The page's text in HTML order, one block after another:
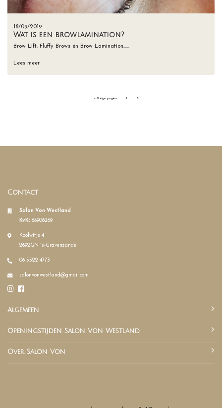
18/09/2019
Wat is een browlamination?
Brow Lift, Fluffy Brows én Brow Lamination……
Lees meer
« Vorige pagina 2
Contact
Salon Von Westland
KvK: 68906269
Koolwitje 4
2692GN ´s-Gravenzande
06 5522 4773
salonvonwestland@gmail.com
Algemeen
Openingstijden Salon Von Westland
Over Salon Von